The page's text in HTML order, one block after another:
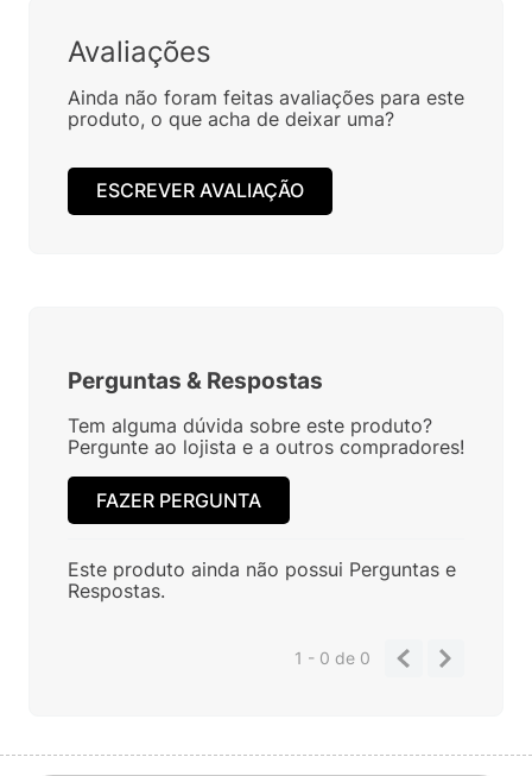
Avaliações
Ainda não foram feitas avaliações para este
produto, o que acha de deixar uma?
ESCREVER AVALIAÇÃO
Perguntas & Respostas
Tem alguma dúvida sobre este produto?
Pergunte ao lojista e a outros compradores!
FAZER PERGUNTA
Este produto ainda não possui Perguntas e
Respostas.
1 - 0de 0